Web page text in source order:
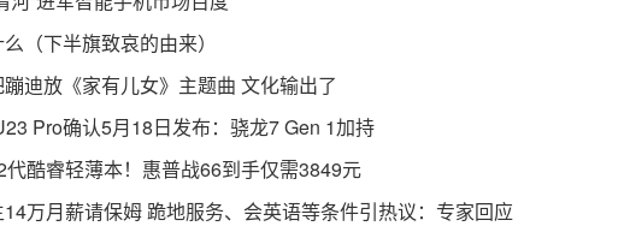
（下半旗致哀的由来）
迪放《家有儿女》主题曲 文化输出了
Pro确认5月18日发布：骁龙7 Gen 1加持
代酷睿轻薄本！惠普战66到手仅需3849元
万月薪请保姆 跪地服务、会英语等条件引热议：专家回应